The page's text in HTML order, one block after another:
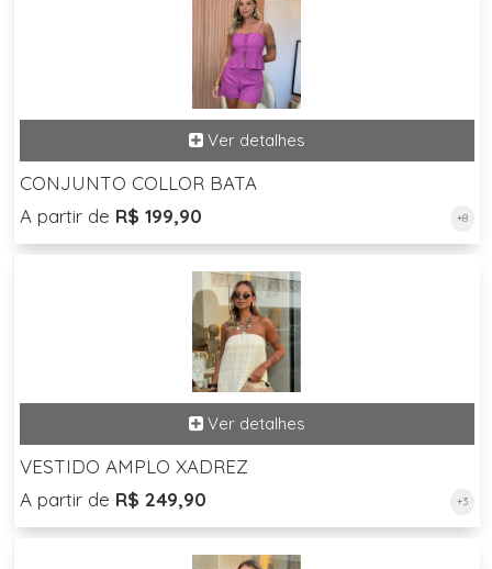
CONJUNTO COLLOR BATA
A partir de R$ 199,90 +8
VESTIDO AMPLO XADREZ
A partir de R$ 249,90 +3